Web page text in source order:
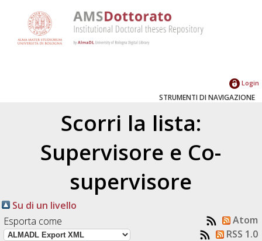
Login
STRUMENTI DI NAVIGAZIONE
Scorri la lista:
Supervisore e Co-
supervisore
Su di un livello
Esporta come
Atom
RSS 1.0